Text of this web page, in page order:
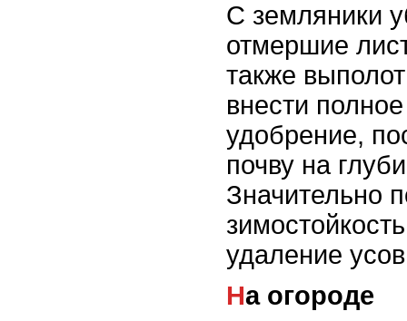
С земляники
отмершие
также
внести
удобрение,
почву на
Значительно
удаление
На огороде